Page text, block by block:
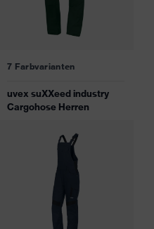
7 Farbvarianten
uvex suXXeed industry
Cargohose Herren